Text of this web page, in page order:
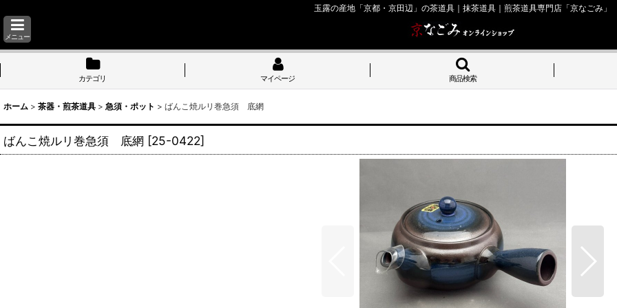
玉露の産地「京都・京田辺」の茶道具｜抹茶道具｜煎茶道具専門店「京なごみ」
メニュー
カテゴリ マイページ 商品検索
ホーム > 茶器・煎茶道具 > 急須・ポット > ばんこ焼ルリ巻急須 底網
ばんこ焼ルリ巻急須 底網 [25-0422]